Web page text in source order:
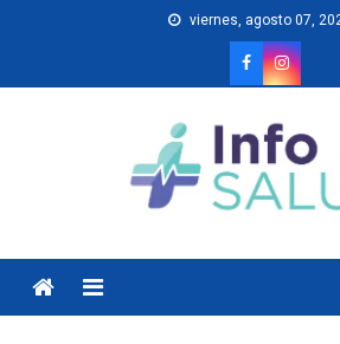
viernes, agosto 07,
Menu